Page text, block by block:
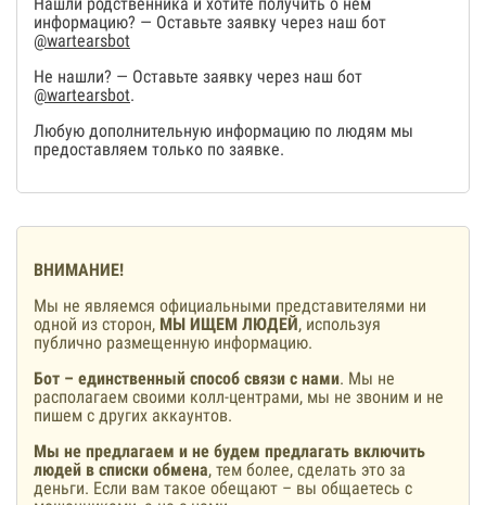
информацию? — Оставьте заявку через наш бот
@wartearsbot
Не нашли? — Оставьте заявку через наш бот
@wartearsbot.
Любую дополнительную информацию по людям мы
предоставляем только по заявке.
ВНИМАНИЕ!
Мы не являемся официальными представителями ни
одной из сторон, МЫ ИЩЕМ ЛЮДЕЙ, используя
публично размещенную информацию.
Бот – единственный способ связи с нами. Мы не
располагаем своими колл-центрами, мы не звоним и не
пишем с других аккаунтов.
Мы не предлагаем и не будем предлагать включить
людей в списки обмена, тем более, сделать это за
деньги. Если вам такое обещают – вы общаетесь с